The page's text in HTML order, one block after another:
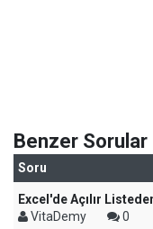
Benzer Sorular
Soru
Excel'de Açılır
VitaDemy
0